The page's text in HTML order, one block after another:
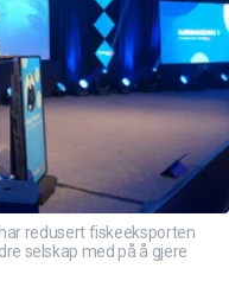
redusert fiskeeksporten
selskap med på å gjere